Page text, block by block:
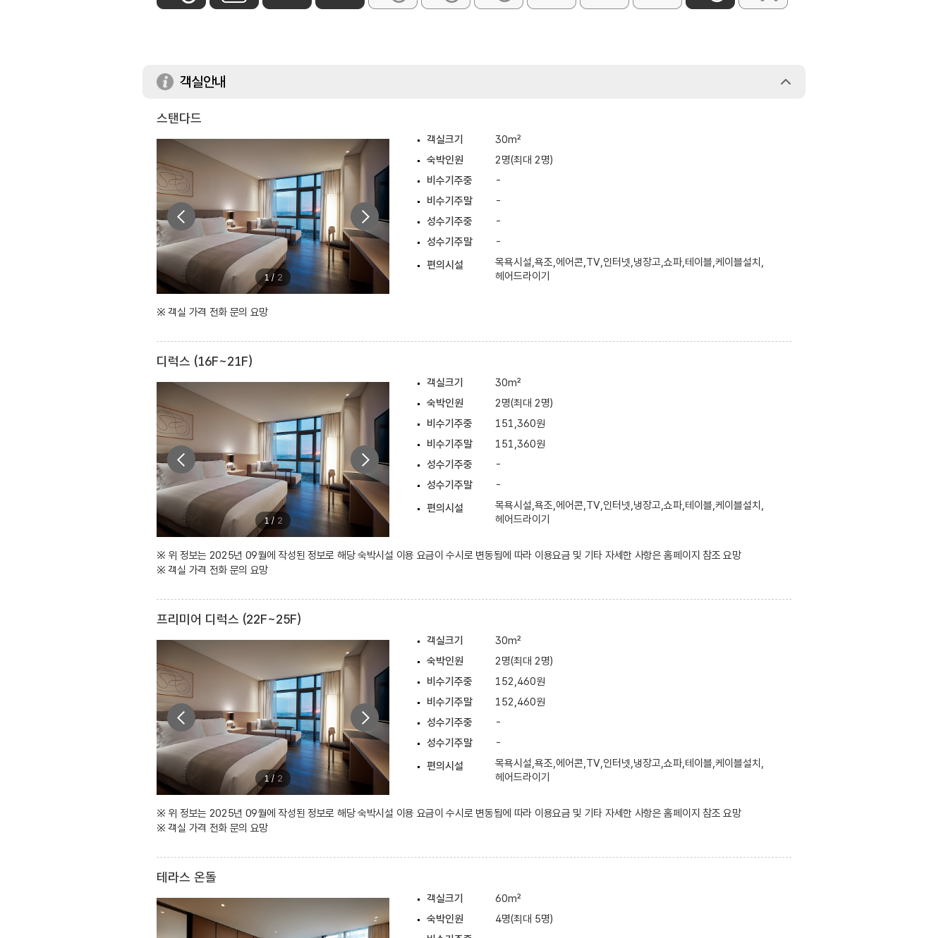
객실안내
스탠다드
1/ 2
객실크기
30m²
숙박인원
2명(최대 2명)
비수기주중
-
비수기주말
-
성수기주중
-
성수기주말
-
편의시설
목욕시설,욕조,에어콘,TV,인터넷,냉장고,쇼파,테이블,케이블설치,
헤어드라이기
※ 객실 가격 전화 문의 요망
디럭스 (16F~21F)
1/ 2
객실크기
30m²
숙박인원
2명(최대 2명)
비수기주중
151,360원
비수기주말
151,360원
성수기주중
-
성수기주말
-
편의시설
목욕시설,욕조,에어콘,TV,인터넷,냉장고,쇼파,테이블,케이블설치,
헤어드라이기
※ 위 정보는 2025년 09월에 작성된 정보로 해당 숙박시설 이용 요금이 수시로 변동됨에 따라 이용요금 및 기타 자세한 사항은 홈페이지 참조 요망
※ 객실 가격 전화 문의 요망
프리미어 디럭스 (22F~25F)
1/ 2
객실크기
30m²
숙박인원
2명(최대 2명)
비수기주중
152,460원
비수기주말
152,460원
성수기주중
-
성수기주말
-
편의시설
목욕시설,욕조,에어콘,TV,인터넷,냉장고,쇼파,테이블,케이블설치,
헤어드라이기
※ 위 정보는 2025년 09월에 작성된 정보로 해당 숙박시설 이용 요금이 수시로 변동됨에 따라 이용요금 및 기타 자세한 사항은 홈페이지 참조 요망
※ 객실 가격 전화 문의 요망
테라스 온돌
객실크기
60m²
숙박인원
4명(최대 5명)